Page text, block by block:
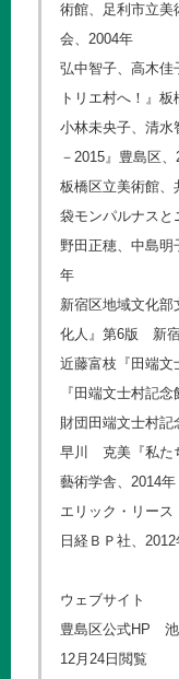
術館、足利市立美
会、2004年
弘中智子、高木
トリエ村へ！』
小林未央子、清
－2015』豊島区
板橋区立美術館
袋モンパルナスと
野田正穂、中島明
年
新宿区地域文化
化人』第6版 新
近藤富枝『田端文
『田端文士村記
財団田端文士村記
早川 克美『私た
藝術学舎、2014年
エリック・リース
日経ＢＰ社、2012
ウェブサイト
豊島区公式HP
12月24日閲覧